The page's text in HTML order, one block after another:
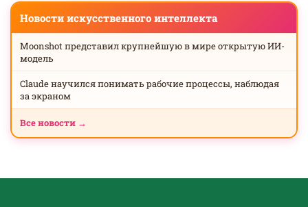
Новости искусственного интеллекта
Moonshot представил крупнейшую в мире открытую ИИ-
модель
Claude научился понимать рабочие процессы, наблюдая
за экраном
Все новости →